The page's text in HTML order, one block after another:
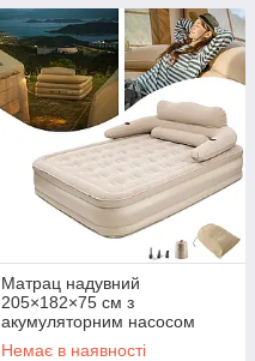
Матрац надувний
205×182×75 см з
акумуляторним насосом
Type-C
Немає в наявності